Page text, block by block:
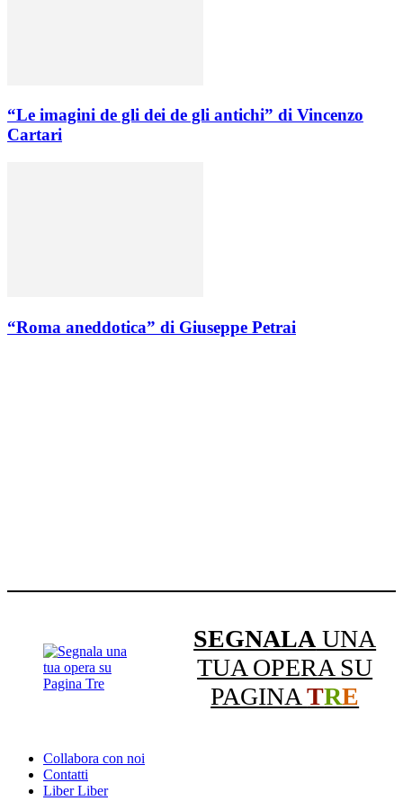
“Le imagini de gli dei de gli antichi” di Vincenzo
Cartari
“Roma aneddotica” di Giuseppe Petrai
SEGNALA UNA
TUA OPERA SU
PAGINATRE
Collabora con noi
Contatti
Liber Liber